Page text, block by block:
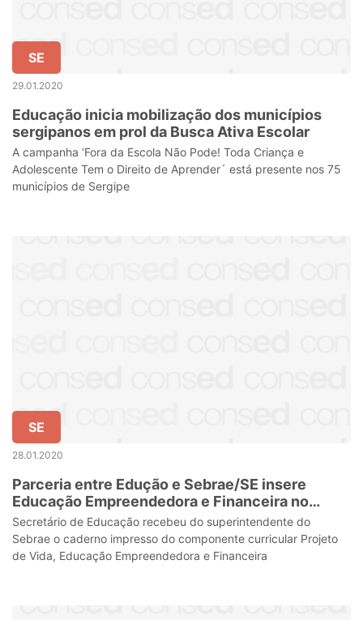
SE
29.01.2020
Educação inicia mobilização dos municípios
sergipanos em prol da Busca Ativa Escolar
A campanha ‘Fora da Escola Não Pode! Toda Criança e
Adolescente Tem o Direito de Aprender´ está presente nos 75
municípios de Sergipe
SE
28.01.2020
Parceria entre Edução e Sebrae/SE insere
Educação Empreendedora e Financeira no
Currículo de Sergipe
Secretário de Educação recebeu do superintendente do
Sebrae o caderno impresso do componente curricular Projeto
de Vida, Educação Empreendedora e Financeira